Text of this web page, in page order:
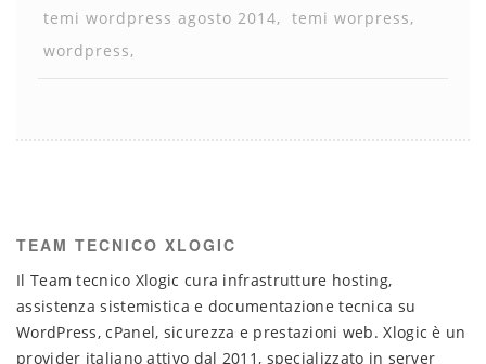
temi wordpress agosto 2014
temi worpress
wordpress
TEAM TECNICO XLOGIC
Il Team tecnico Xlogic cura infrastrutture hosting,
assistenza sistemistica e documentazione tecnica su
WordPress, cPanel, sicurezza e prestazioni web. Xlogic è un
provider italiano attivo dal 2011, specializzato in server